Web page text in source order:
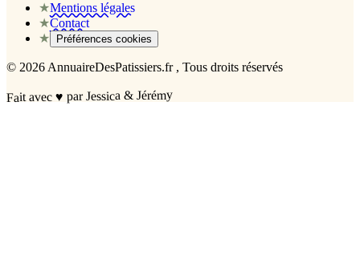
★Mentions légales
★Contact
★
Préférences cookies
© 2026 AnnuaireDesPatissiers.fr , Tous droits réservés
Fait avec♥ par Jessica & Jérémy